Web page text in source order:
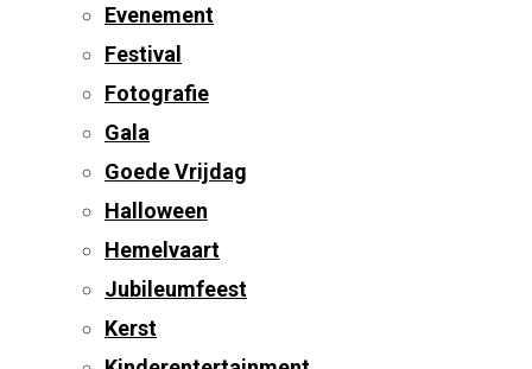
Evenement
Festival
Fotografie
Gala
Goede Vrijdag
Halloween
Hemelvaart
Jubileumfeest
Kerst